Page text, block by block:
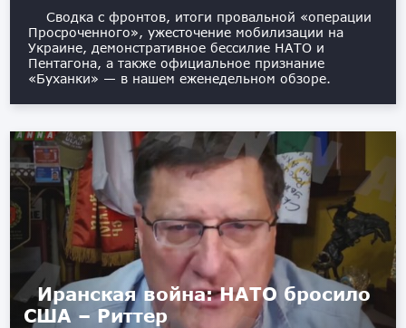
Сводка с фронтов, итоги провальной «операции
Просроченного», ужесточение мобилизации на
Украине, демонстративное бессилие НАТО и
Пентагона, а также официальное признание
«Буханки» — в нашем еженедельном обзоре.
Иранская война: НАТО бросило
США – Риттер